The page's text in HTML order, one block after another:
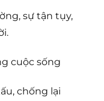
sự tận tụy,
cuộc sống
chống lại